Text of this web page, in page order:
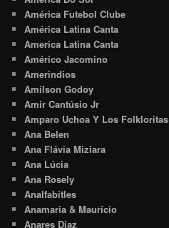
América Futebol Clube
América Latina Canta
America Latina Canta
Américo Jacomino
Amerindios
Amilson Godoy
Amir Cantúsio Jr
Amparo Uchoa Y Los Folkloritas
Ana Belen
Ana Flávia Miziara
Ana Lúcia
Ana Rosely
Analfabitles
Anamaria & Maurício
Anares Diaz